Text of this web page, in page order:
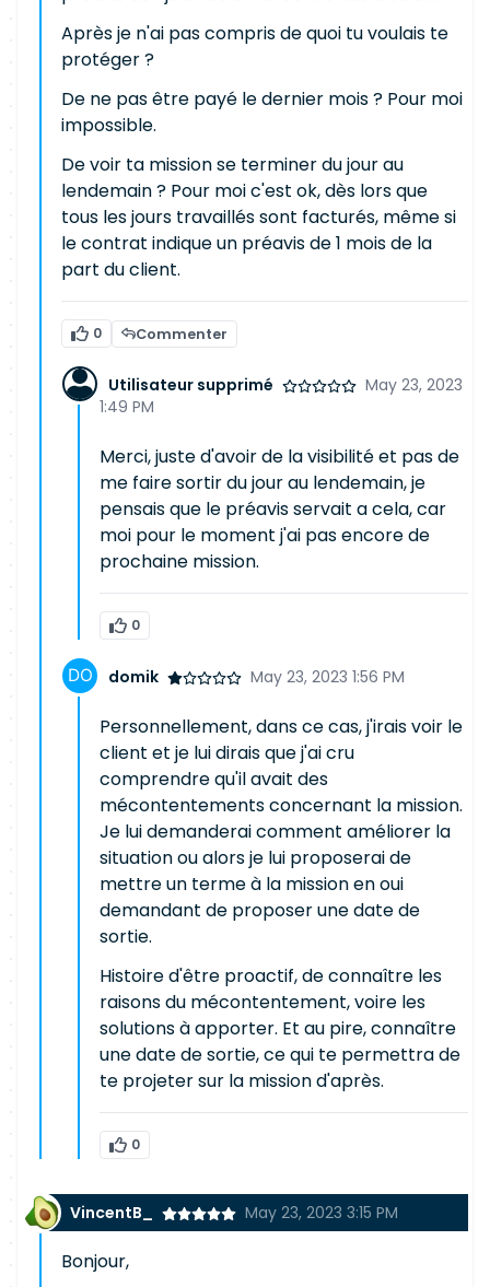
Après je n'ai pas compris de quoi tu voulais te
protéger ?
De ne pas être payé le dernier mois ? Pour moi
impossible.
De voir ta mission se terminer du jour au
lendemain ? Pour moi c'est ok, dès lors que
tous les jours travaillés sont facturés, même si
le contrat indique un préavis de 1 mois de la
part du client.
0 Commenter
Utilisateur supprimé
May 23, 2023
1:49 PM
Merci, juste d'avoir de la visibilité et pas de
me faire sortir du jour au lendemain, je
pensais que le préavis servait a cela, car
moi pour le moment j'ai pas encore de
prochaine mission.
0
domik May 23, 2023 1:56 PM
Personnellement, dans ce cas, j'irais voir le
client et je lui dirais que j'ai cru
comprendre qu'il avait des
mécontentements concernant la mission.
Je lui demanderai comment améliorer la
situation ou alors je lui proposerai de
mettre un terme à la mission en oui
demandant de proposer une date de
sortie.
Histoire d'être proactif, de connaître les
raisons du mécontentement, voire les
solutions à apporter. Et au pire, connaître
une date de sortie, ce qui te permettra de
te projeter sur la mission d'après.
0
VincentB_ May 23, 2023 3:15 PM
Bonjour,